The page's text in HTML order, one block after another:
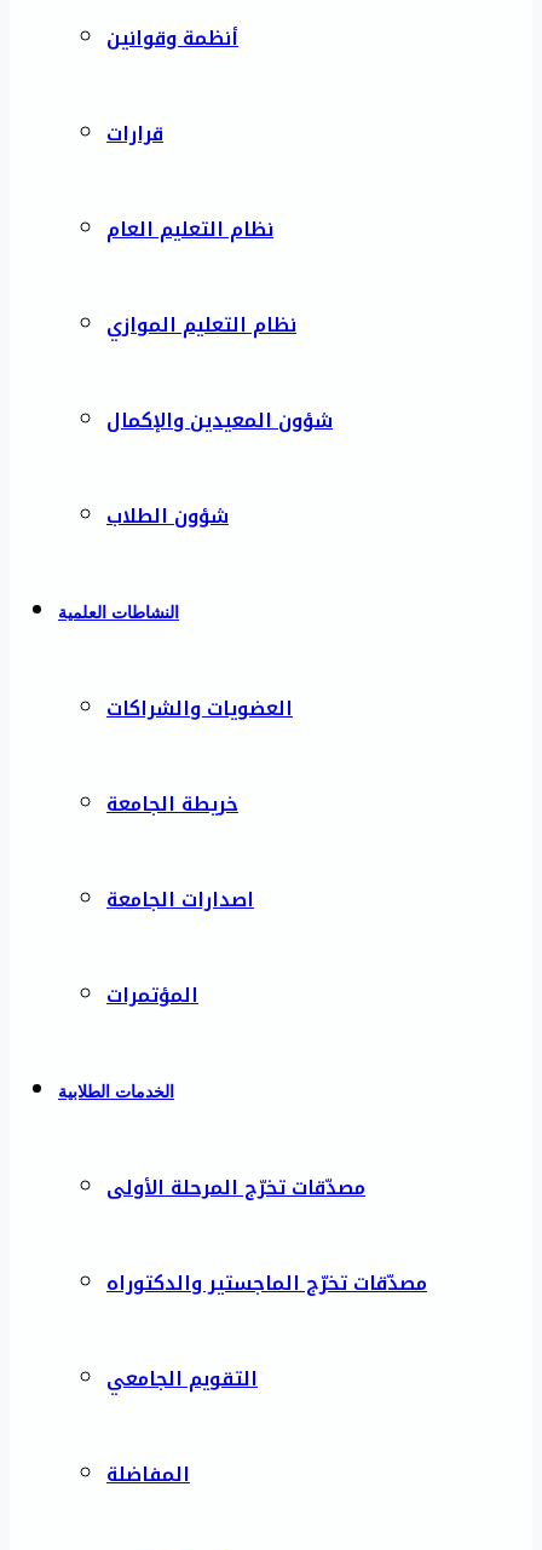
أنظمة وقوانين
قرارات
نظام التعليم العام
نظام التعليم الموازي
شؤون المعيدين والإكمال
شؤون الطلاب
النشاطات العلمية
العضويات والشراكات
خريطة الجامعة
اصدارات الجامعة
المؤتمرات
الخدمات الطلابية
مصدّقات تخرّج المرحلة الأولى
مصدّقات تخرّج الماجستير والدكتوراه
التقويم الجامعي
المفاضلة